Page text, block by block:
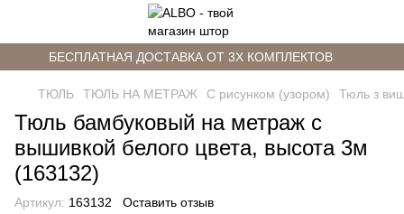
БЕСПЛАТНАЯ ДОСТАВКА ОТ 3Х КОМПЛЕКТОВ
ТЮЛЬ ТЮЛЬ НА МЕТРАЖ С рисунком (узором) Тюль з
Тюль бамбуковый на метраж с
вышивкой белого цвета, высота 3м
(163132)
Артикул: 163132 Оставить отзыв